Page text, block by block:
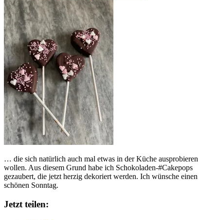
… die sich natürlich auch mal etwas in der Küche ausprobieren
wollen. Aus diesem Grund habe ich Schokoladen-#Cakepops
gezaubert, die jetzt herzig dekoriert werden. Ich wünsche einen
schönen Sonntag.
Jetzt teilen: